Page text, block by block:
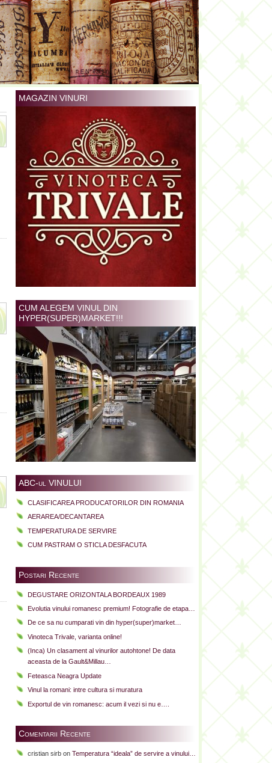
MAGAZIN VINURI
CUM ALEGEM VINUL DIN
HYPER(SUPER)MARKET!!!
ABC-ul VINULUI
CLASIFICAREA PRODUCATORILOR DIN ROMANIA
AERAREA/DECANTAREA
TEMPERATURA DE SERVIRE
CUM PASTRAM O STICLA DESFACUTA
Postari Recente
DEGUSTARE ORIZONTALA BORDEAUX 1989
Evolutia vinului romanesc premium! Fotografie de etapa…
De ce sa nu cumparati vin din hyper(super)market…
Vinoteca Trivale, varianta online!
(Inca) Un clasament al vinurilor autohtone! De data
aceasta de la Gault&Millau…
Feteasca Neagra Update
Vinul la romani: intre cultura si muratura
Exportul de vin romanesc: acum il vezi si nu e….
Comentarii Recente
cristian sirb on Temperatura “ideala” de servire a vinului…